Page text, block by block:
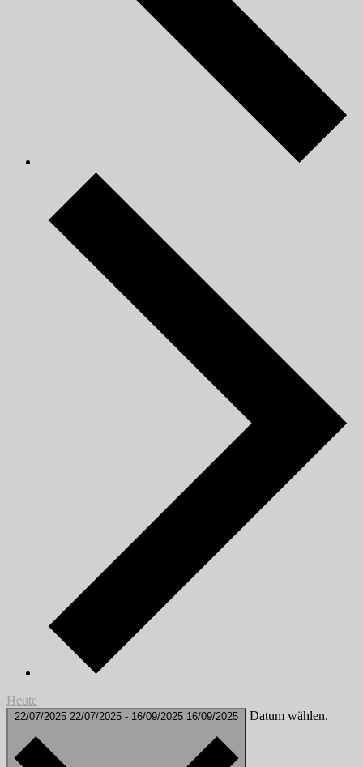
Heute
22/07/2025 22/07/2025 - 16/09/2025 16/09/2025 Datum wählen.